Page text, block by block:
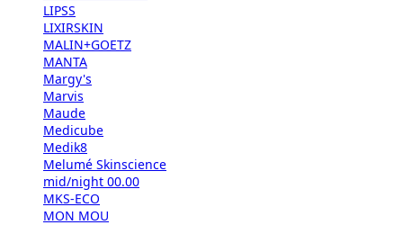
LIPSS
LIXIRSKIN
MALIN+GOETZ
MANTA
Margy's
Marvis
Maude
Medicube
Medik8
Melumé Skinscience
mid/night 00.00
MKS-ECO
MON MOU